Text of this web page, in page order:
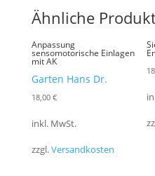
Ähnliche
Anpassung
sensomotorische Einlagen
mit AK
Garten Hans Dr.
18,00 €
inkl. MwSt.
zzgl.Versandkosten